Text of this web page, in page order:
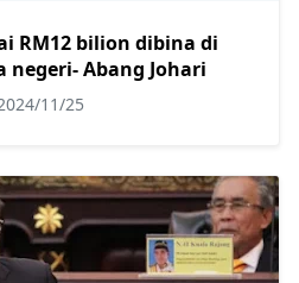
RM12 bilion dibina di
negeri- Abang Johari
11/25